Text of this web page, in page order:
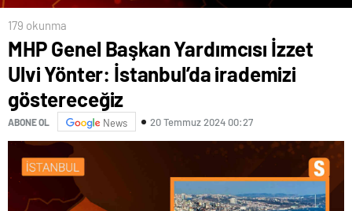
179 okunma
MHP Genel Başkan Yardımcısı İzzet
Ulvi Yönter: İstanbul’da irademizi
göstereceğiz
ABONE OL News 20 Temmuz 2024 00:27